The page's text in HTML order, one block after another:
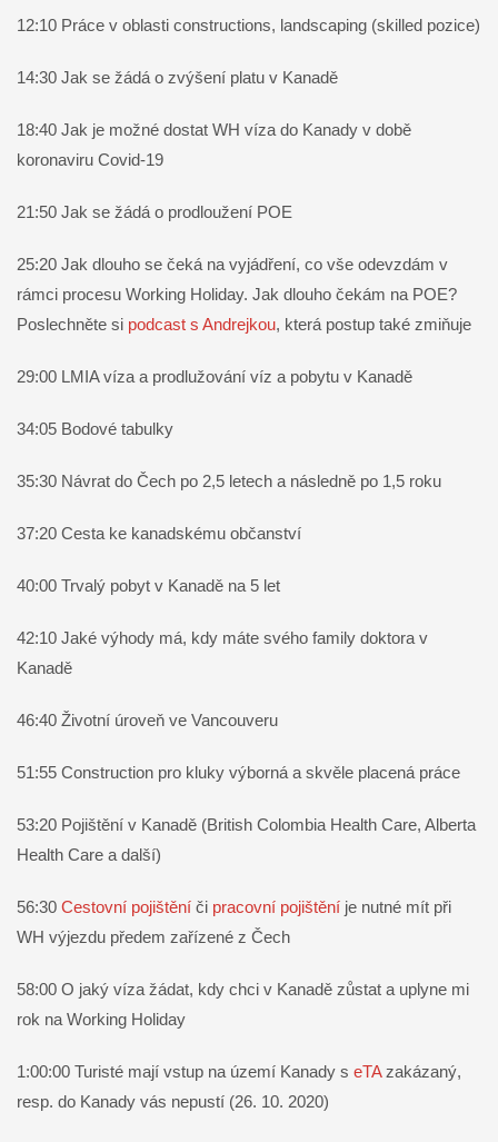
12:10 Práce v oblasti constructions, landscaping (skilled pozice)
14:30 Jak se žádá o zvýšení platu v Kanadě
18:40 Jak je možné dostat WH víza do Kanady v době
koronaviru Covid-19
21:50 Jak se žádá o prodloužení POE
25:20 Jak dlouho se čeká na vyjádření, co vše odevzdám v
rámci procesu Working Holiday. Jak dlouho čekám na POE?
Poslechněte si podcast s Andrejkou, která postup také zmiňuje
29:00 LMIA víza a prodlužování víz a pobytu v Kanadě
34:05 Bodové tabulky
35:30 Návrat do Čech po 2,5 letech a následně po 1,5 roku
37:20 Cesta ke kanadskému občanství
40:00 Trvalý pobyt v Kanadě na 5 let
42:10 Jaké výhody má, kdy máte svého family doktora v
Kanadě
46:40 Životní úroveň ve Vancouveru
51:55 Construction pro kluky výborná a skvěle placená práce
53:20 Pojištění v Kanadě (British Colombia Health Care, Alberta
Health Care a další)
56:30 Cestovní pojištění či pracovní pojištění je nutné mít při
WH výjezdu předem zařízené z Čech
58:00 O jaký víza žádat, kdy chci v Kanadě zůstat a uplyne mi
rok na Working Holiday
1:00:00 Turisté mají vstup na území Kanady s eTAzakázaný,
resp. do Kanady vás nepustí (26. 10. 2020)